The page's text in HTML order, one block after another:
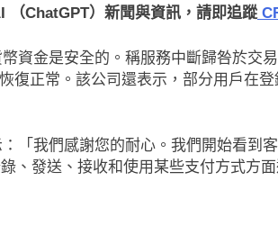
（ChatGPT）新聞與資訊，請即追蹤
資金是安全的。稱服務中斷歸咎於交
復正常。該公司還表示，部分用戶在
「我們感謝您的耐心。我們開始看到
、發送、接收和使用某些支付方式方